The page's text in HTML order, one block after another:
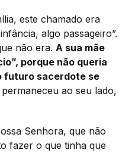
este chamado era
algo passageiro”.
não era. A sua mãe
porque não queria
futuro sacerdote se
ao seu lado,
Senhora, que não
fazer o que tinha que